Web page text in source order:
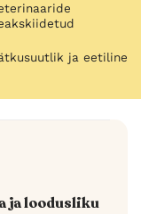
ja eetiline
ja loodusliku